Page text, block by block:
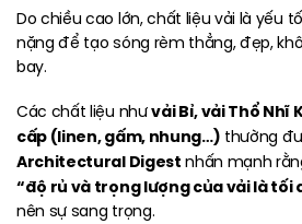
Do chiều cao lớn, chất liệu vải là yếu
nặng để tạo sóng rèm thẳng, đẹp,
bay.
Các chất liệu nhưvải Bỉ, vải Thổ Nhĩ
cấp (linen, gấm, nhung…) thường
Architectural Digestnhấn mạnh
“độ rủ và trọng lượng của vải là tối
nên sự sang trọng.